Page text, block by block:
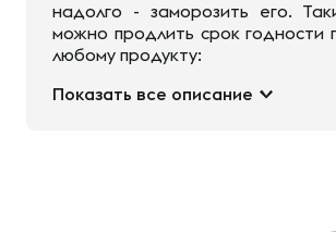
надолго - заморозить его.
можно продлить срок годности
любому продукту:
Показать все описание